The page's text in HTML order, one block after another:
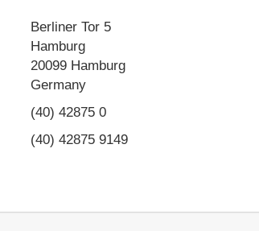
Berliner Tor 5
Hamburg
20099 Hamburg
Germany
(40) 42875 0
(40) 42875 9149